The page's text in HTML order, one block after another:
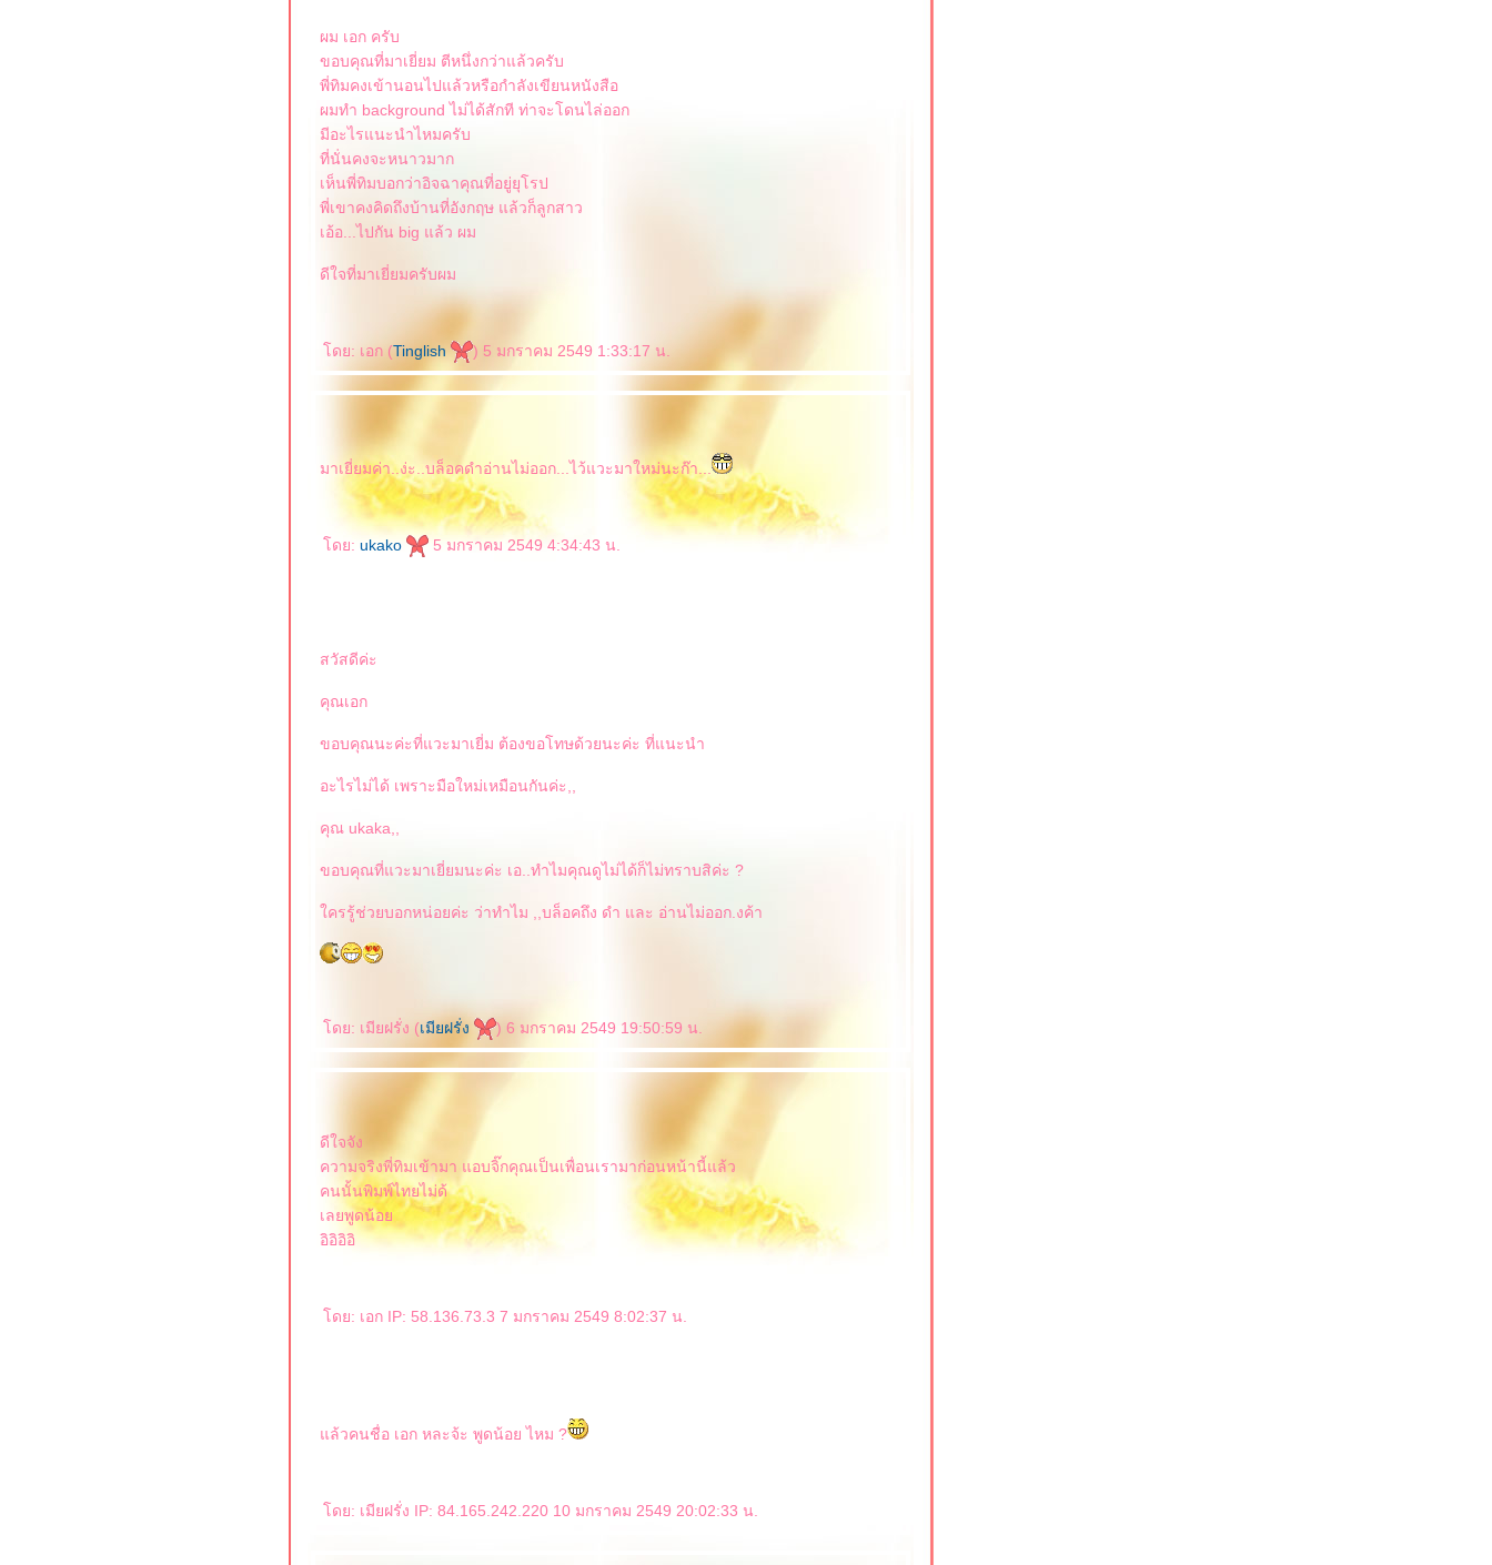
ผม เอก ครับ
ขอบคุณที่มาเยี่ยม ตีหนึ่งกว่าแล้วครับ
พี่ทิมคงเข้านอนไปแล้วหรือกำลังเขียนหนังสือ
ผมทำ background ไม่ได้สักที ท่าจะโดนไล่ออก
มีอะไรแนะนำไหมครับ
ที่นั่นคงจะหนาวมาก
เห็นพี่ทิมบอกว่าอิจฉาคุณที่อยู่ยุโรป
พี่เขาคงคิดถึงบ้านที่อังกฤษ แล้วก็ลูกสาว
เอ้อ...ไปกัน big แล้ว ผม
ดีใจที่มาเยี่ยมครับผม
ดย: เอก (Tinglish ) 5 มกราคม 2549 1:33:17 น.
มาเยี่ยมค่า..ง่ะ..บล็อคดำอ่านไม่ออก...ไว้แวะมาใหม่นะก๊า...
ดย: ukako 5 มกราคม 2549 4:34:43 น.
สวัสดีค่ะ
คุณเอก
ขอบคุณนะค่ะที่แวะมาเยี่ม ต้องขอโทษด้วยนะค่ะ ที่แนะนำ
อะไรไม่ได้ เพราะมือใหม่เหมือนกันค่ะ,,
คุณ ukaka,,
ขอบคุณที่แวะมาเยี่ยมนะค่ะ เอ..ทำไมคุณดูไม่ได้ก็ไม่ทราบสิค่ะ ?
ครรู้ช่วยบอกหน่อยค่ะ ว่าทำไม ,,บล็อคถึง ดำ และ อ่านไม่ออก.งค้า
ดย: เมียฝรั่ง (เมียฝรั่ง ) 6 มกราคม 2549 19:50:59 น.
ดีใจจัง
ความจริงพี่ทิมเข้ามา แอบจิ๊กคุณเป็นเพื่อนเรามาก่อนหน้านี้แล้ว
คนนั้นพิมพ์ไทยไม่ด้
เลยพูดน้อ
อิอิอิอิ
ดย: เอก IP: 58.136.73.3 7 มกราคม 2549 8:02:37 น.
ล้วคนชื่อ เอก หละจ้ะ พูดน้อย ไหม ?
ดย: เมียฝรั่ง IP: 84.165.242.220 10 มกราคม 2549 20:02:33 น.